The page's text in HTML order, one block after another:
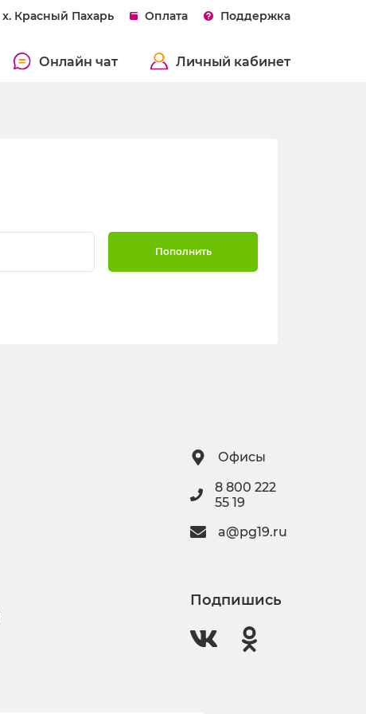
х. Красный Пахарь Оплата Поддержка
Онлайн чат Личный кабинет
Пополнить
Офисы
8 800 222
55 19
a@pg19.ru
Подпишись